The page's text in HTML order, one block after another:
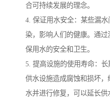
合可持续发展的理念。
4. 保证用水安全：某些漏
染，影响人们的健康。通
保用水的安全和卫生。
5. 提高设施的使用寿命：
供水设施造成腐蚀和损坏
水并进行修复，可以延长